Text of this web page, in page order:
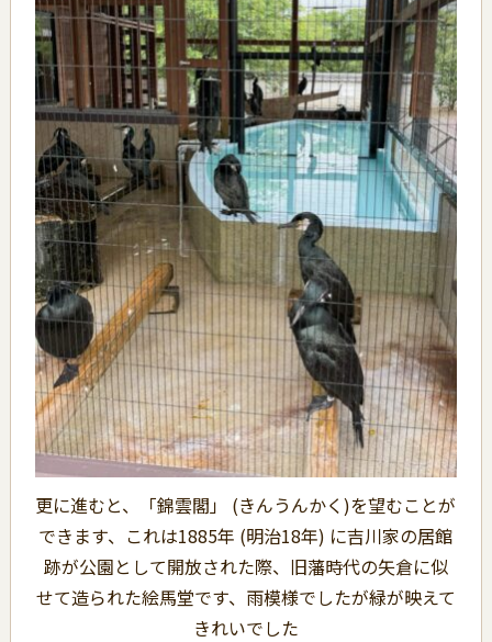
更に進むと、「錦雲閣」 (きんうんかく)を望むことが
できます、これは1885年 (明治18年) に吉川家の居館
跡が公園として開放された際、旧藩時代の矢倉に似
せて造られた絵馬堂です、雨模様でしたが緑が映えて
きれいでした